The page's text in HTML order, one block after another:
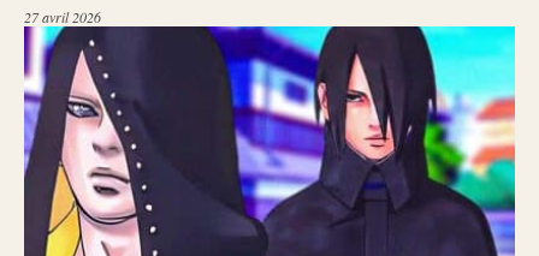
27 avril 2026